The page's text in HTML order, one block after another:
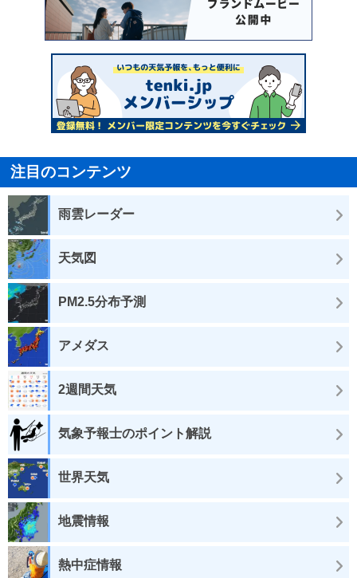
注目のコンテンツ
雨雲レーダー
天気図
PM2.5分布予測
アメダス
2週間天気
気象予報士のポイント解説
世界天気
地震情報
熱中症情報